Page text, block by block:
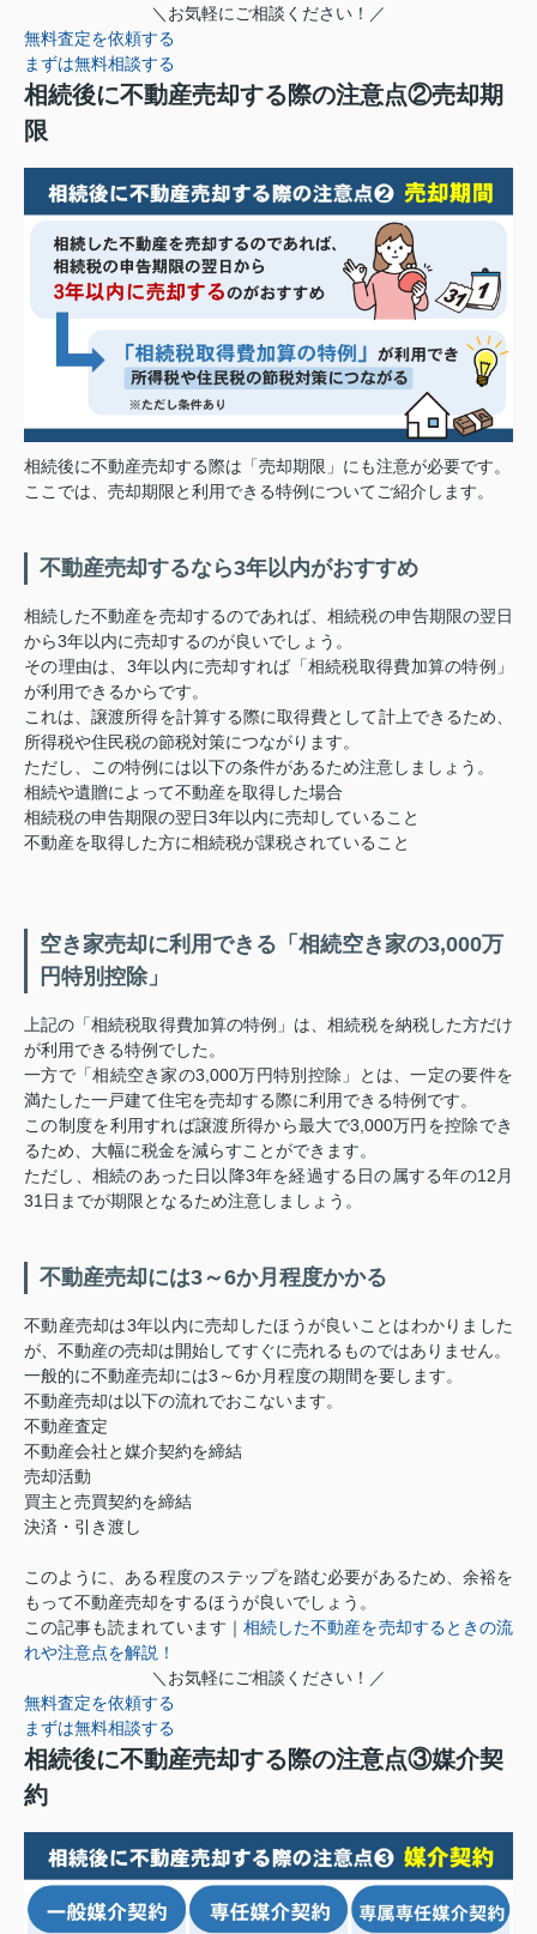
＼お気軽にご相談ください！／
無料査定を依頼する
まずは無料相談する
相続後に不動産売却する際の注意点②売却期
限
相続後に不動産売却する際は「売却期限」にも注意が必要です。
ここでは、売却期限と利用できる特例についてご紹介します。
不動産売却するなら3年以内がおすすめ
相続した不動産を売却するのであれば、相続税の申告期限の翌日
から3年以内に売却するのが良いでしょう。
その理由は、3年以内に売却すれば「相続税取得費加算の特例」
が利用できるからです。
これは、譲渡所得を計算する際に取得費として計上できるため、
所得税や住民税の節税対策につながります。
ただし、この特例には以下の条件があるため注意しましょう。
相続や遺贈によって不動産を取得した場合
相続税の申告期限の翌日3年以内に売却していること
不動産を取得した方に相続税が課税されていること
空き家売却に利用できる「相続空き家の3,000万
円特別控除」
上記の「相続税取得費加算の特例」は、相続税を納税した方だけ
が利用できる特例でした。
一方で「相続空き家の3,000万円特別控除」とは、一定の要件を
満たした一戸建て住宅を売却する際に利用できる特例です。
この制度を利用すれば譲渡所得から最大で3,000万円を控除でき
るため、大幅に税金を減らすことができます。
ただし、相続のあった日以降3年を経過する日の属する年の12月
31日までが期限となるため注意しましょう。
不動産売却には3～6か月程度かかる
不動産売却は3年以内に売却したほうが良いことはわかりました
が、不動産の売却は開始してすぐに売れるものではありません。
一般的に不動産売却には3～6か月程度の期間を要します。
不動産売却は以下の流れでおこないます。
不動産査定
不動産会社と媒介契約を締結
売却活動
買主と売買契約を締結
決済・引き渡し
このように、ある程度のステップを踏む必要があるため、余裕を
もって不動産売却をするほうが良いでしょう。
この記事も読まれています｜ 相続した不動産を売却するときの流
れや注意点を解説！
＼お気軽にご相談ください！／
無料査定を依頼する
まずは無料相談する
相続後に不動産売却する際の注意点③媒介契
約